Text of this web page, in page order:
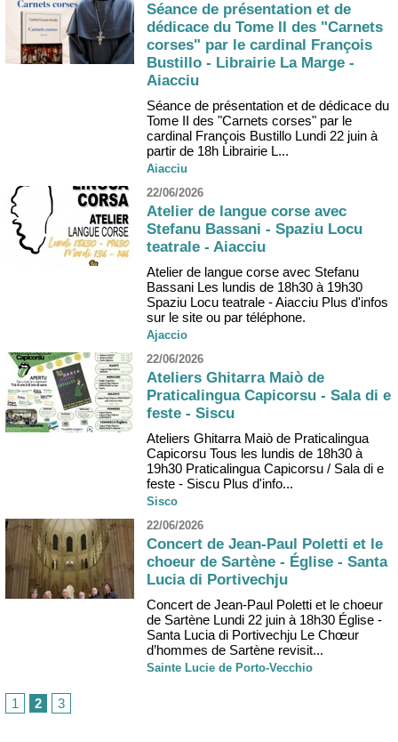
Séance de présentation et de
dédicace du Tome II des "Carnets
corses" par le cardinal François
Bustillo - Librairie La Marge -
Aiacciu
Séance de présentation et de dédicace du
Tome II des "Carnets corses" par le
cardinal François Bustillo Lundi 22 juin à
partir de 18h Librairie L...
Aiacciu
22/06/2026
Atelier de langue corse avec
Stefanu Bassani - Spaziu Locu
teatrale - Aiacciu
Atelier de langue corse avec Stefanu
Bassani Les lundis de 18h30 à 19h30
Spaziu Locu teatrale - Aiacciu Plus d'infos
sur le site ou par téléphone.
Ajaccio
22/06/2026
Ateliers Ghitarra Maiò de
Praticalingua Capicorsu - Sala di e
feste - Siscu
Ateliers Ghitarra Maiò de Praticalingua
Capicorsu Tous les lundis de 18h30 à
19h30 Praticalingua Capicorsu / Sala di e
feste - Siscu Plus d'info...
Sisco
22/06/2026
Concert de Jean-Paul Poletti et le
choeur de Sartène - Église - Santa
Lucia di Portivechju
Concert de Jean-Paul Poletti et le choeur
de Sartène Lundi 22 juin à 18h30 Église -
Santa Lucia di Portivechju Le Chœur
d’hommes de Sartène revisit...
Sainte Lucie de Porto-Vecchio
1 2 3